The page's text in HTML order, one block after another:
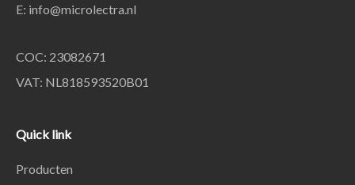
E: info@microlectra.nl
COC: 23082671
VAT: NL818593520B01
Quick link
Producten